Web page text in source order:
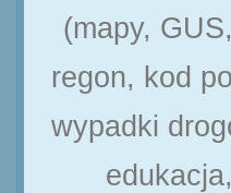
(mapy,
regon, kod
wypadki